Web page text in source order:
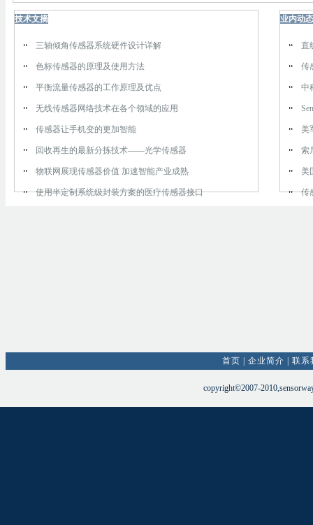
技术文摘
三轴倾角传感器系统硬件设计详解
色标传感器的原理及使用方法
平衡流量传感器的工作原理及优点
无线传感器网络技术在各个领域的应用
传感器让手机变的更加智能
回收再生的最新分拣技术——光学传感器
物联网展现传感器价值 加速智能产业成熟
使用半定制系统级封装方案的医疗传感器接口
业内动态
直
传
中
美
索
美
传
首页 企业简介 联系
copyright©2007-